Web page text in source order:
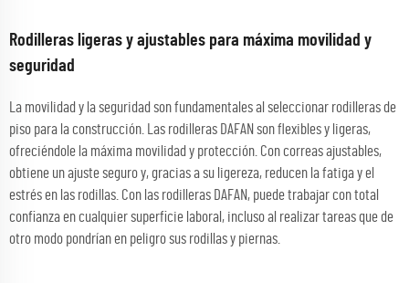
Rodilleras ligeras y ajustables para máxima movilidad y
seguridad
La movilidad y la seguridad son fundamentales al seleccionar rodilleras de
piso para la construcción. Las rodilleras DAFAN son flexibles y ligeras,
ofreciéndole la máxima movilidad y protección. Con correas ajustables,
obtiene un ajuste seguro y, gracias a su ligereza, reducen la fatiga y el
estrés en las rodillas. Con las rodilleras DAFAN, puede trabajar con total
confianza en cualquier superficie laboral, incluso al realizar tareas que de
otro modo pondrían en peligro sus rodillas y piernas.